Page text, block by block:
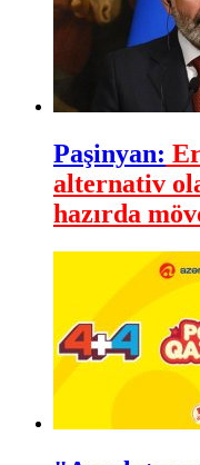
Paşinyan:
alternativ
hazırda